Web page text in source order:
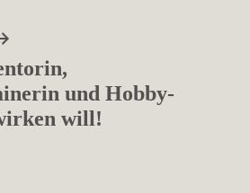
und Hobby-
will!